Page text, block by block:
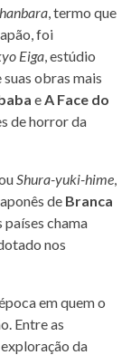
, termo que
foi
Eiga, estúdio
obras mais
eA Face do
de horror da
Shura-yuki-hime,
de Branca
países chama
nos
em quem o
Entre as
da